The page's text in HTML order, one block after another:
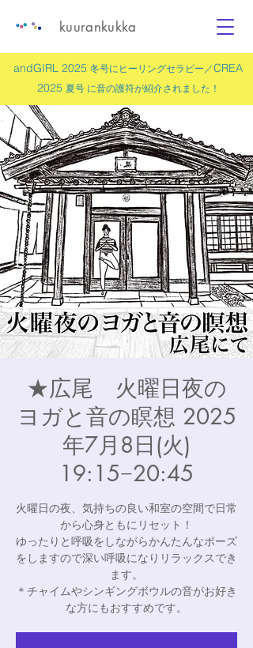
andGIRL 2025 冬号にヒーリングセラピー／CREA
2025 夏号 に音の護符が紹介されました！
kuurankukka
★広尾 火曜日夜の
ヨガと音の瞑想 2025
年7月8日(火)
19:15−20:45
火曜日の夜、気持ちの良い和室の空間で日常
から心身ともにリセット！
ゆったりと呼吸をしながらかんたんなポーズ
をしますので深い呼吸になりリラックスでき
ます。
＊チャイムやシンギングボウルの音がお好き
な方にもおすすめです。